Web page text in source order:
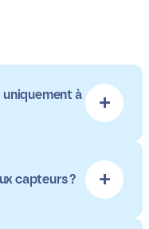
uniquement à
capteurs ?